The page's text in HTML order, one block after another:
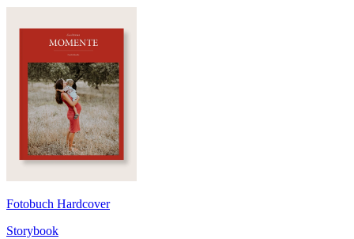
Fotobuch Hardcover
Storybook